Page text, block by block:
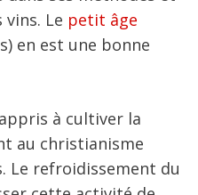
Le petit âge
en est une bonne
à cultiver la
au christianisme
Le refroidissement du